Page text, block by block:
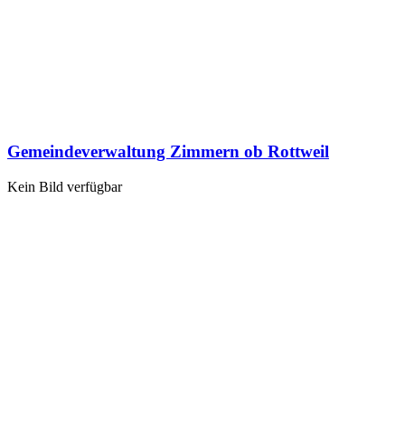
Gemeindeverwaltung Zimmern ob Rottweil
Kein Bild verfügbar